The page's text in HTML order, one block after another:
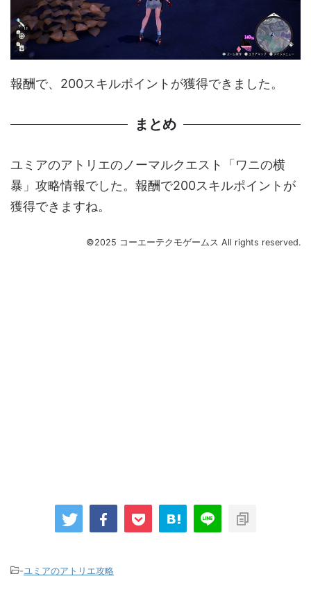
報酬で、200スキルポイントが獲得できました。
まとめ
ユミアのアトリエのノーマルクエスト「ワニの横
暴」攻略情報でした。報酬で200スキルポイントが
獲得できますね。
©2025 コーエーテクモゲームス All rights reserved.
-ユミアのアトリエ攻略